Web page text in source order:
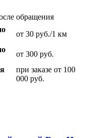
обращения
от 30 руб./1 км
от 300 руб.
при заказе от 100
000 руб.